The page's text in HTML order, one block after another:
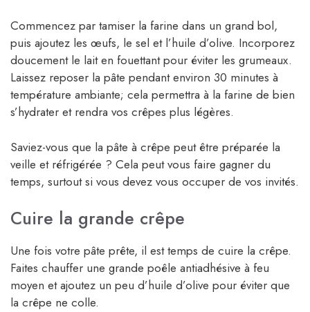
Commencez par tamiser la farine dans un grand bol,
puis ajoutez les œufs, le sel et l’huile d’olive. Incorporez
doucement le lait en fouettant pour éviter les grumeaux.
Laissez reposer la pâte pendant environ 30 minutes à
température ambiante; cela permettra à la farine de bien
s’hydrater et rendra vos crêpes plus légères.
Saviez-vous que la pâte à crêpe peut être préparée la
veille et réfrigérée ? Cela peut vous faire gagner du
temps, surtout si vous devez vous occuper de vos invités.
Cuire la grande crêpe
Une fois votre pâte prête, il est temps de cuire la crêpe.
Faites chauffer une grande poêle antiadhésive à feu
moyen et ajoutez un peu d’huile d’olive pour éviter que
la crêpe ne colle.